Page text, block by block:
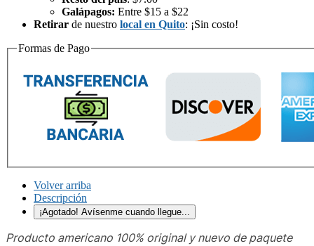
Galápagos: Entre $15 a $22
Retirar de nuestro local en Quito: ¡Sin costo!
Formas de Pago
Volver arriba
Descripción
¡Agotado! Avísenme cuando llegue...
Producto americano 100% original y nuevo de paquete